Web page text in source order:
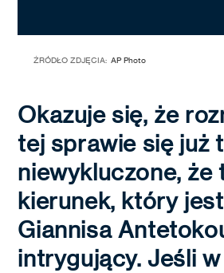
ŹRÓDŁO ZDJĘCIA: AP Photo
Okazuje się, że
tej sprawie się już
niewykluczone, że
kierunek, który
Giannisa
intrygujący. Jeśli w